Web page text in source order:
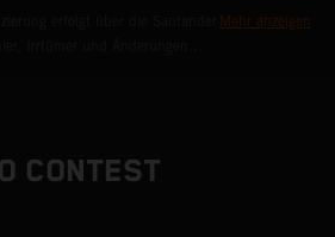
Mehr anzeigen
CONTEST